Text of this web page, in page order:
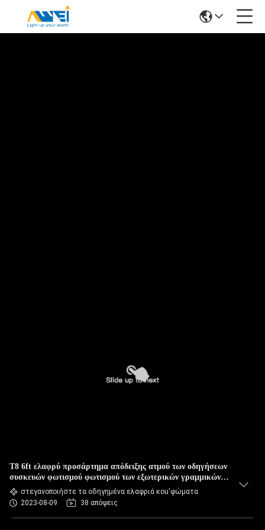
T8 6ft ελαφρύ προσάρτημα απόδειξης ατμού των οδηγήσεων
συσκευών φωτισμού φωτισμού των εξωτερικών γραμμικών
οδηγήσεων
στεγανοποιήστε τα οδηγημένα ελαφριά κοu'φώματα
2023-08-09
38 απόψεις